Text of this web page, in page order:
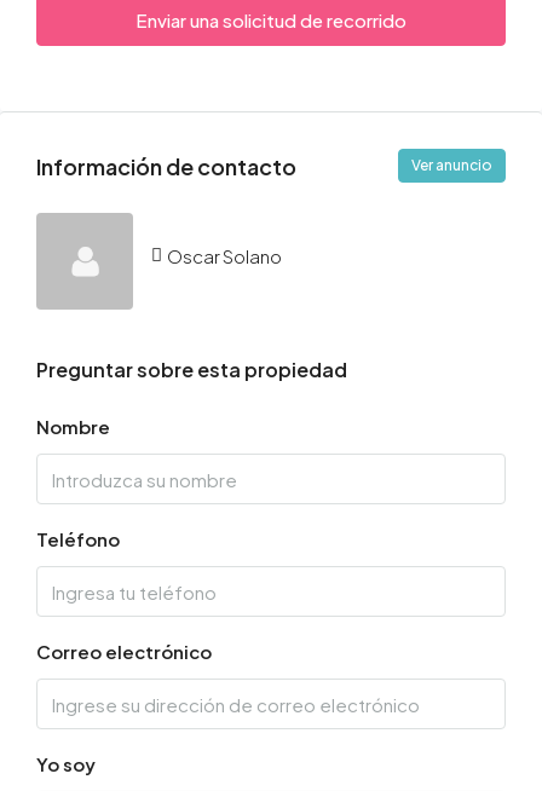
Enviar una solicitud de recorrido
Información de contacto Ver anuncio
Oscar Solano
Preguntar sobre esta propiedad
Nombre
Teléfono
Correo electrónico
Yo soy